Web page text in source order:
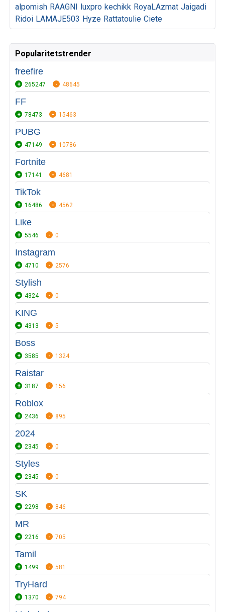
alpomish RAAGNI luxpro kechikk RoyaLAzmat Jaigadi
Ridoi LAMAJE503 Hyze Rattatoulie Ciete
Popularitetstrender
freefire
265247 48645
FF
78473 15463
PUBG
47149 10786
Fortnite
17141 4681
TikTok
16486 4562
Like
5546 0
Instagram
4710 2576
Stylish
4324 0
KING
4313 5
Boss
3585 1324
Raistar
3187 156
Roblox
2436 895
2024
2345 0
Styles
2345 0
SK
2298 846
MR
2216 705
Tamil
1499 581
TryHard
1370 794